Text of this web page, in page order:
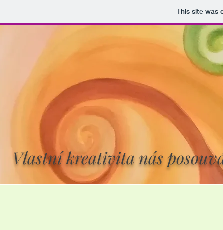
This site was
Vlastní kreativita nás